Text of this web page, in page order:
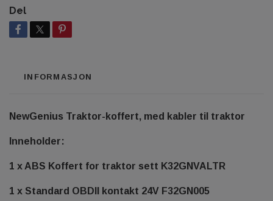
Del
INFORMASJON
NewGenius Traktor-koffert, med kabler til traktor
Inneholder:
1 x ABS Koffert for traktor sett K32GNVALTR
1 x Standard OBDII kontakt 24V F32GN005